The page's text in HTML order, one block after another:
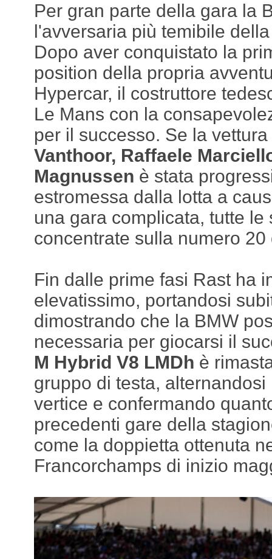
Per gran parte della gara la
l'avversaria più temibile
Dopo aver conquistato la
position della propria
Hypercar, il costruttore
Le Mans con la
per il successo. Se la
Vanthoor, Raffaele
Magnussen è stata
estromessa dalla lotta a
una gara complicata, tutte le
concentrate sulla numero 20
Fin dalle prime fasi Rast ha
elevatissimo, portandosi
dimostrando che la BMW
necessaria per giocarsi il
M Hybrid V8 LMDh è
gruppo di testa,
vertice e confermando
precedenti gare della
come la doppietta ottenuta
Francorchamps di inizio